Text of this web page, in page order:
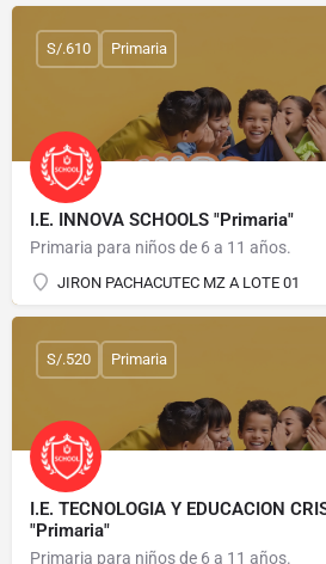
I.E. INNOVA SCHOOLS "Primaria"
Primaria para niños de 6 a 11 años.
JIRON PACHACUTEC MZ A LOTE 01
S/.610 Primaria
I.E. TECNOLOGIA Y EDUCACION
"Primaria"
Primaria para niños de 6 a 11 años.
S/.520 Primaria